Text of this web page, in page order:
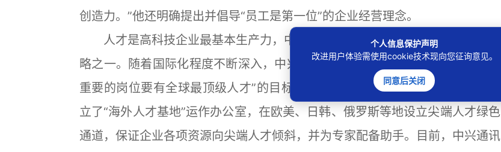
创造力。”他还明确提出并倡导“员工是第一位”的企业经营理念。
人才是高科技企业最基本生产力，中兴通讯一直将人才战略视为公司重大战
略之一。随着国际化程度不断深入，中兴通讯还着手“引智创新”，并提出 “公司
重要的岗位要有全球最顶级人才”的目标，利用国家“千人计划”的契机，专门成
立了“海外人才基地”运作办公室，在欧美、日韩、俄罗斯等地设立尖端人才绿色
通道，保证企业各项资源向尖端人才倾斜，并为专家配备助手。目前，中兴通讯
个人信息保护声明
改进用户体验需使用cookie技术现向您征询意见。
同意后关闭